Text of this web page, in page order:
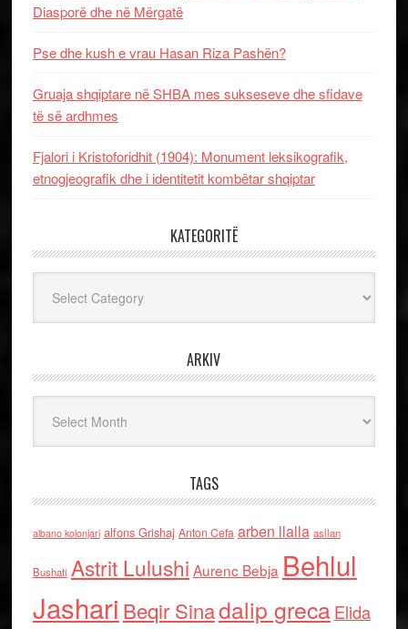
Diasporë dhe në Mërgatë
Pse dhe kush e vrau Hasan Riza Pashën?
Gruaja shqiptare në SHBA mes sukseseve dhe sfidave
të së ardhmes
Fjalori i Kristoforidhit (1904): Monument leksikografik,
etnogjeografik dhe i identitetit kombëtar shqiptar
KATEGORITË
ARKIV
TAGS
albano kolonjari alfons Grishaj Anton Cefa arben llalla asllan
Bushati Astrit Lulushi Aurenc Bebja Behlul
Jashari Beqir Sinadalip grecaElida